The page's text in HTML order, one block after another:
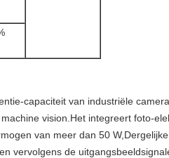
capaciteit van industriële
vision.Het integreert foto-
van meer dan 50
vervolgens de